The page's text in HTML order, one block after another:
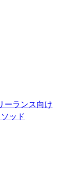
ーランス向け
ッド